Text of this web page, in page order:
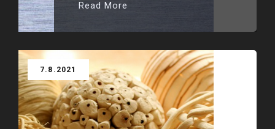
Read More
7.8.2021